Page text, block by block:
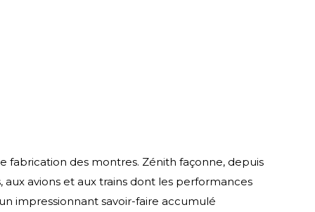
des montres. Zénith façonne, depuis
avions et aux trains dont les performances
impressionnant savoir-faire accumulé